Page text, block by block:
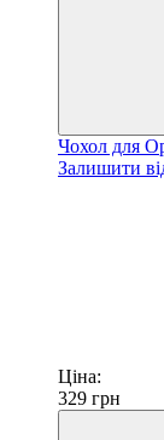
Чохол для
Залишити
Ціна:
329 грн